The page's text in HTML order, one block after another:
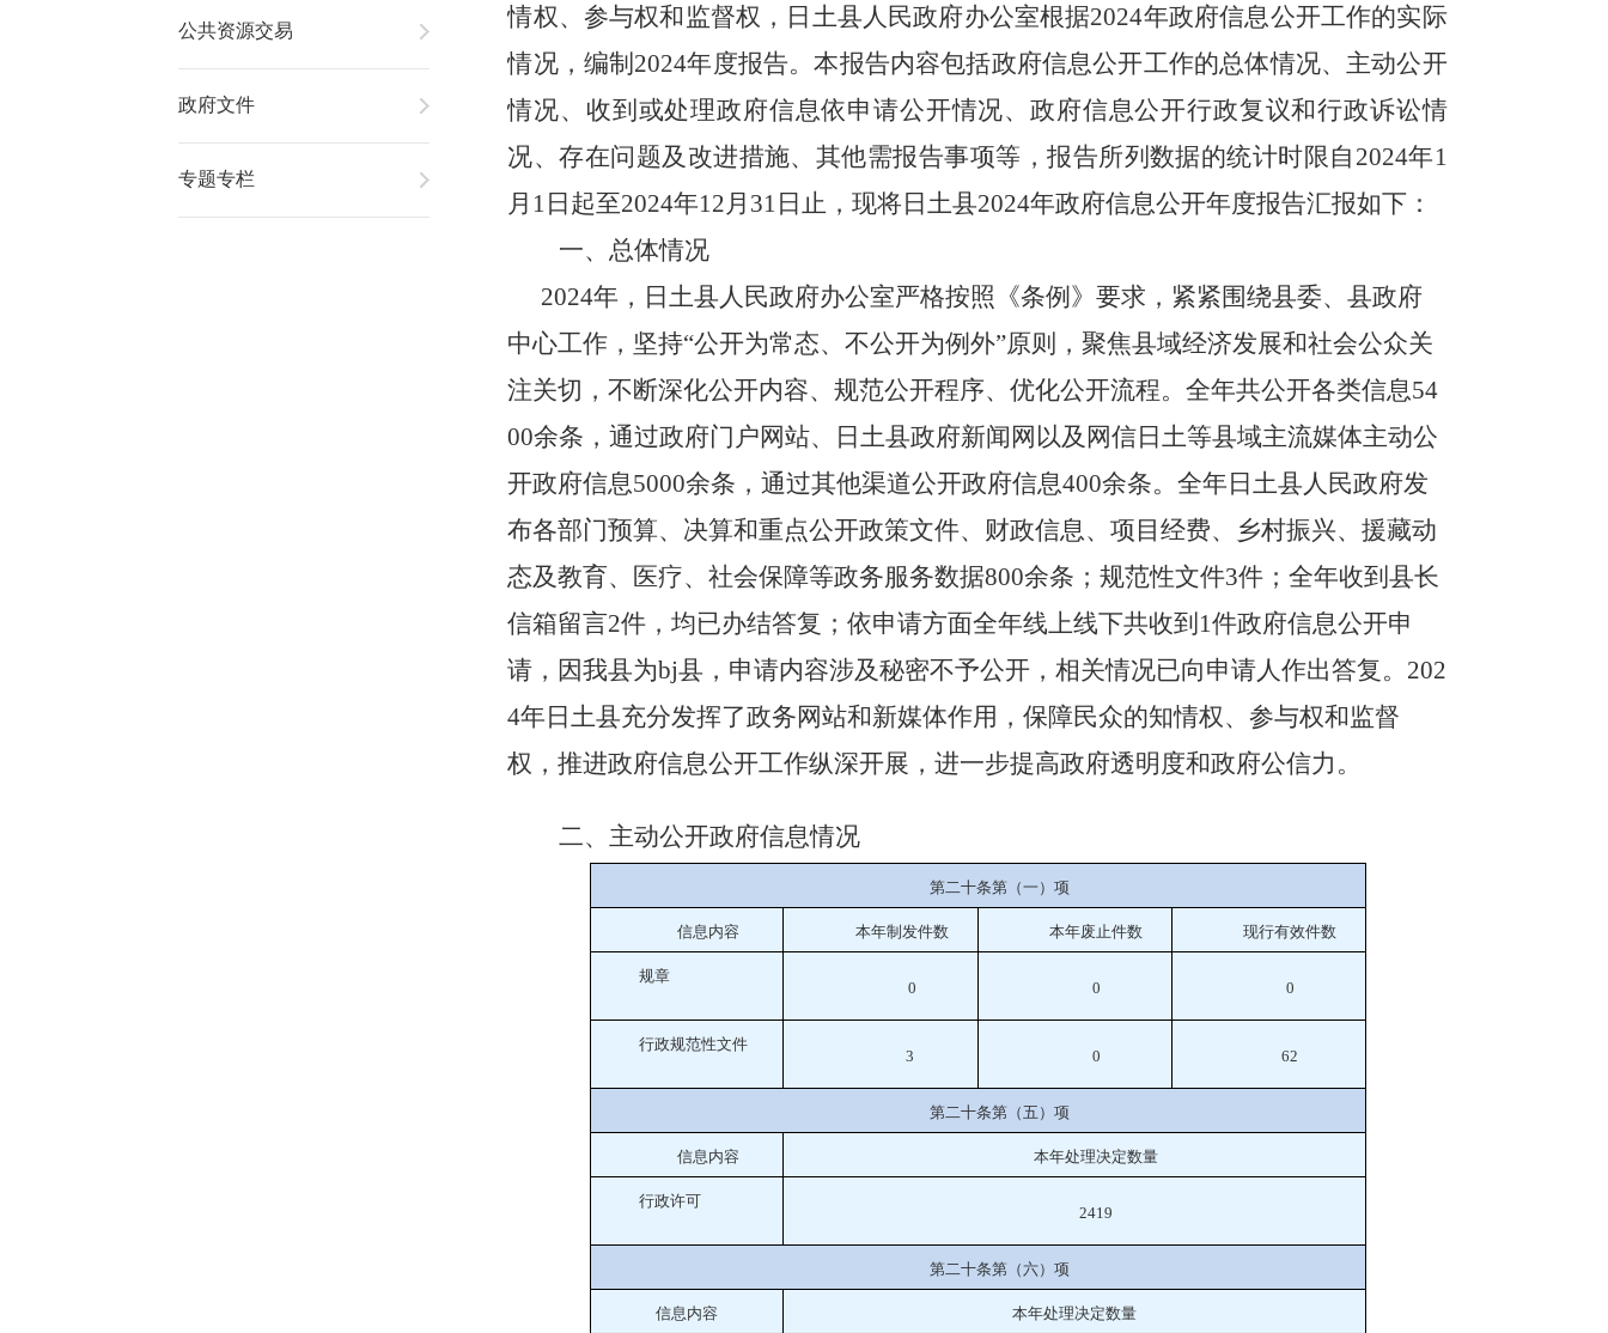
公共资源交易
政府文件
专题专栏
情权、参与权和监督权，日土县人民政府办公室根据2024年政府信息公开工作的实际
情况，编制 2024年度报告。本报告内容包括政府信息公开工作的总体情况、主动公开
情况、收到或处理政府信息依申请公开情况、政府信息公开行政复议和行政诉讼情
况、存在问题及改进措施、其他需报告事项等，报告所列数据的统计时限自 2024年1
月 1 日起至2024年12月 31 日止，现将日土县2024年政府信息公开年度报告汇报如下：
一、总体情况
2024年，日土县人民政府办公室严格按照《条例》要求，紧紧围绕县委、县政府
中心工作，坚持“公开为常态、不公开为例外”原则，聚焦县域经济发展和社会公众关
注关切，不断深化公开内容、规范公开程序、优化公开流程。全年共公开各类信息54
00余条，通过政府门户网站、日土县政府新闻网以及网信日土等县域主流媒体主动公
开政府信息5000余条，通过其他渠道公开政府信息400余条。全年 日土县人民政府发
布各部门预算、决算和重点公开政策文件、财政信息、项目经费、 乡村振兴、援藏动
态及教育、医疗、社会保障等政务服务数据800余条 ；规范性文件3件 ；全年收到县长
信箱留言2件，均已办结答复 ；依申请方面全年线上线下共收到 1件政府信息公开申
请，因我县为bj县，申请内容涉及秘密不予公开，相关情况已向申请人作出答复。 202
4年日土县充分发挥了政务网站和新媒体作用，保障民众的知情权、参与权和监督
权，推进政府信息公开工作纵深开展，进一步提高政府透明度和政府公信力。
二、主动公开政府信息情况
第二十条第（一）项
信息内容 本年制 发件数 本年废止件数 现行有效件数
规章
0 0 0
行政规范性文件
3 0 62
第二十条第（五）项
信息内容 本年处理决定数量
行政许可
2419
第二十条第（六）项
信息内容 本年处理决定数量